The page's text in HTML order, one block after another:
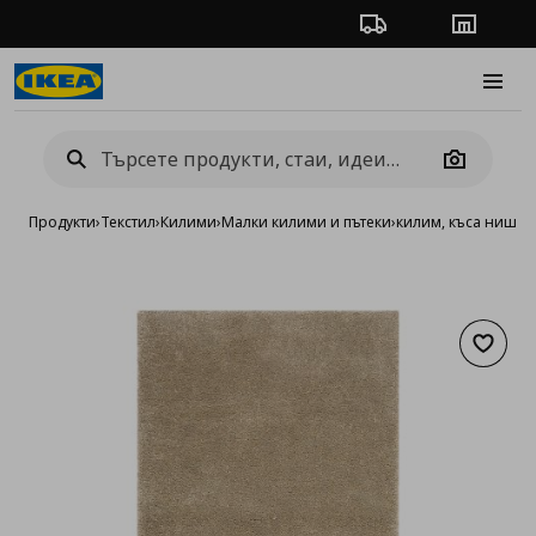
Проследяване на
Camera
Продукти›Текстил›Килими›Малки килими и пътеки›килим, къса нишка